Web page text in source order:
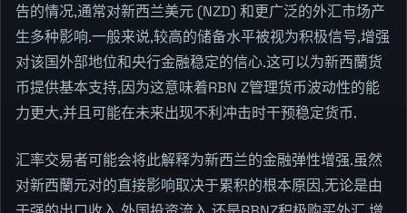
告的情况,通常对新西兰美元 (NZD) 和更广泛的外汇市场产
生多种影响.一般来说,较高的储备水平被视为积极信号,增强
对该国外部地位和央行金融稳定的信心.这可以为新西蘭货
币提供基本支持,因为这意味着RBN Z管理货币波动性的能
力更大,并且可能在未来出现不利冲击时干预稳定货币.
汇率交易者可能会将此解释为新西兰的金融弹性增强.虽然
对新西蘭元对的直接影响取决于累积的根本原因,无论是由